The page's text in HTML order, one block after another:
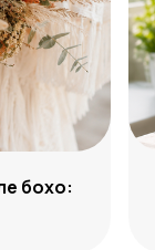
бохо: